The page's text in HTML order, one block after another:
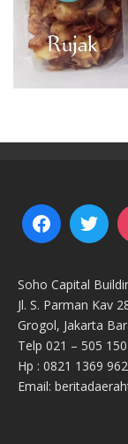
Soho Capital
Jl. S. Parman Kav
Grogol, Jakarta
Telp 021 – 505
Hp : 0821 1369
Email: